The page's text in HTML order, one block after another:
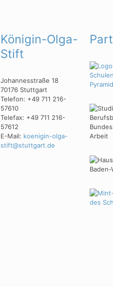
Königin-Olga-
Stift
Johannesstraße 18
70176 Stuttgart
Telefon: +49 711 216-
57610
Telefax: +49 711 216-
57612
E-Mail: koenigin-olga-
stift@stuttgart.de